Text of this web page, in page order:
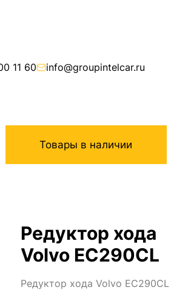
11 60 info@groupintelcar.ru
Товары в наличии
Редуктор хода
Volvo EC290CL
Редуктор хода Volvo EC290CL